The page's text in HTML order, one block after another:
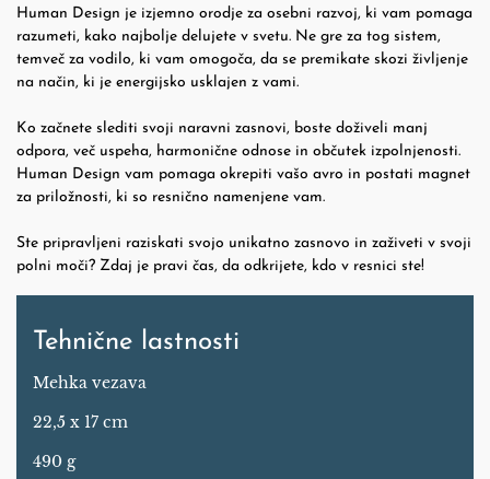
Human Design je izjemno orodje za osebni razvoj, ki vam pomaga
razumeti, kako najbolje delujete v svetu. Ne gre za tog sistem,
temveč za vodilo, ki vam omogoča, da se premikate skozi življenje
na način, ki je energijsko usklajen z vami.
Ko začnete slediti svoji naravni zasnovi, boste doživeli manj
odpora, več uspeha, harmonične odnose in občutek izpolnjenosti.
Human Design vam pomaga okrepiti vašo avro in postati magnet
za priložnosti, ki so resnično namenjene vam.
Ste pripravljeni raziskati svojo unikatno zasnovo in zaživeti v svoji
polni moči? Zdaj je pravi čas, da odkrijete, kdo v resnici ste!
Tehnične lastnosti
Mehka vezava
22,5 x 17 cm
490 g